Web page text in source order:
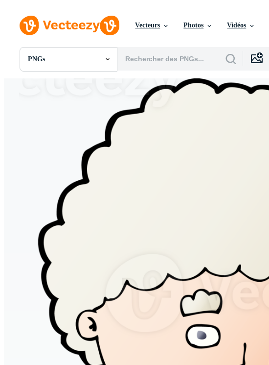
Vecteurs Photos Vidéos
PNGs
Toutes Images
Motion graphics
Images Éditoriales
Événements Éditoriaux